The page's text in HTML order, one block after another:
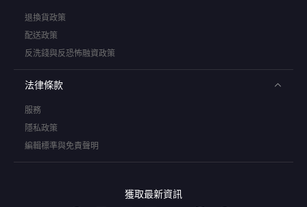
退換貨政策
配送政策
反洗錢與反恐怖融資政策
法律條款
服務
隱私政策
編輯標準與免責聲明
獲取最新資訊